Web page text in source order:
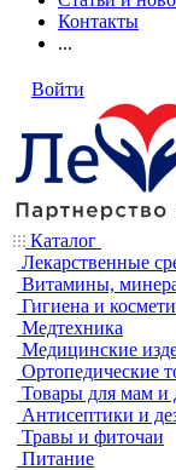
Контакты
...
Войти
Каталог
Лекарственные
Витамины,
Гигиена и
Медтехника
Медицинские
Ортопедические
Товары для мам и
Антисептики и
Травы и фиточаи
Питание